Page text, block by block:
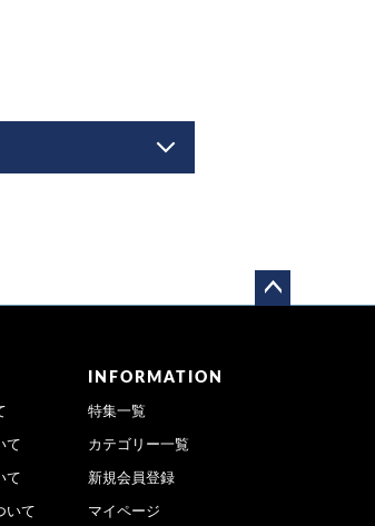
て
て
いて
INFORMATION
特集一覧
カテゴリー一覧
新規会員登録
マイページ